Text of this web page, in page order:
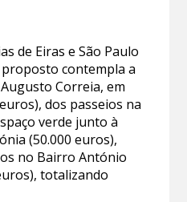
de Eiras e São Paulo
contempla a
Correia, em
dos passeios na
verde junto à
(50.000 euros),
no Bairro António
totalizando